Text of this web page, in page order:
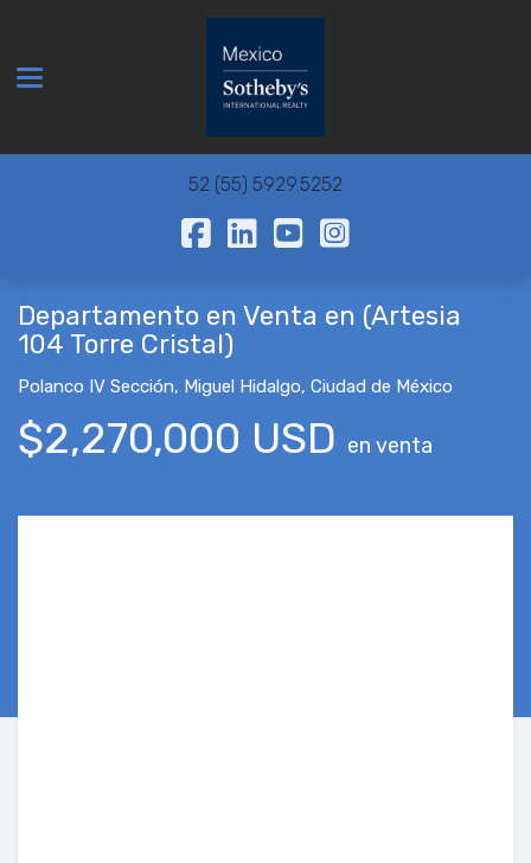
Toggle navigation
52 (55) 5929.5252
Departamento en Venta en (Artesia
104 Torre Cristal)
Polanco IV Sección, Miguel Hidalgo, Ciudad de México
$2,270,000 USD en venta